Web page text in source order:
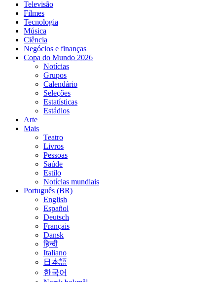
Televisão
Filmes
Tecnologia
Música
Ciência
Negócios e finanças
Copa do Mundo 2026
Notícias
Grupos
Calendário
Seleções
Estatísticas
Estádios
Arte
Mais
Teatro
Livros
Pessoas
Saúde
Estilo
Notícias mundiais
Português (BR)
English
Español
Deutsch
Français
Dansk
हिन्दी
Italiano
日本語
한국어